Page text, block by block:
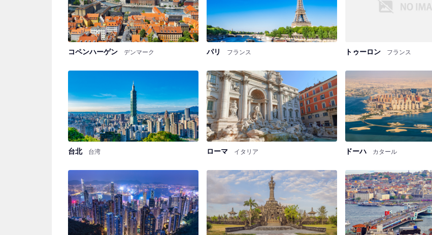
コペンハーゲン デンマーク パリ フランス トゥーロン フランス
台北 台湾 ローマ イタリア ドーハ カタール